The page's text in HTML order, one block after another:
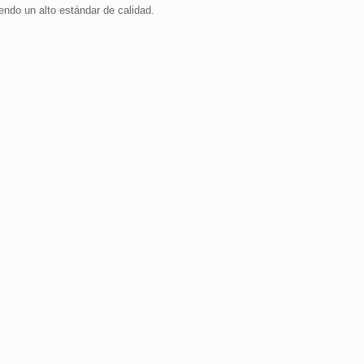
un alto estándar de calidad.